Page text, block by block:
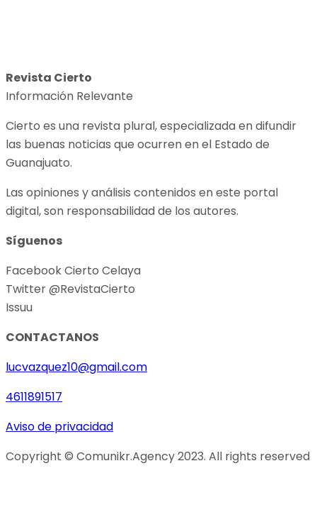
Revista Cierto
Información Relevante
Cierto es una revista plural, especializada en difundir
las buenas noticias que ocurren en el Estado de
Guanajuato.
Las opiniones y análisis contenidos en este portal
digital, son responsabilidad de los autores.
Síguenos
Facebook Cierto Celaya
Twitter @RevistaCierto
Issuu
CONTACTANOS
lucvazquez10@gmail.com
4611891517
Aviso de privacidad
Copyright © Comunikr.Agency 2023. All rights reserved